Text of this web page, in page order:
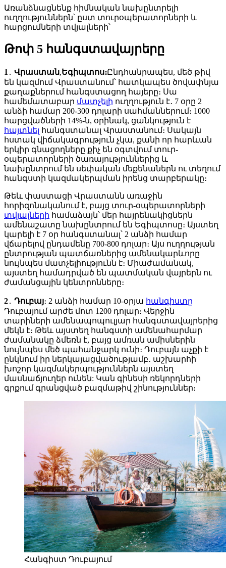
Առանձնացնենք հիմնական նախընտրելի
ուղղություններն՝ ըստ տուրօպերատորների և
հարցումների տվյալների՝
Թոփ 5 հանգստավայրերը
1 ․ Վրաստան,Եգիպտոս։Ընդհանրապես, մեծ թիվ
են կազմում Վրաստանում՝ հատկապես ծովափնյա
քաղաքներում հանգստացող հայերը։ Սա
համեմատաբար մատչելի ուղղություն է․ 7 օրը 2
անձի համար 200-300 դոլարի սահմաններում։ 1000
հարցվածների 14%-ն, օրինակ, ցանկություն է
հայտնել հանգստանալ Վրաստանում։ Սակայն
հստակ վիճակագրություն չկա, քանի որ հարևան
երկիր գնացողները քիչ են օգտվում տուր-
օպերատորների ծառայություններից և
նախընտրում են սեփական մեքենաներն ու տեղում
հանգստի կազմակերպման իրենց տարբերակը։
Թեև փաստացի Վրաստանն առաջին
հորիզոնականում է, բայց տուր-օպերատորների
տվյալների համաձայն՝ մեր հայրենակիցներն
ամենաշատը նախընտրում են Եգիպտոսը։ Այստեղ
կարելի է 7 օր հանգստանալ՝ 2 անձի համար
վճարելով ընդամենը 700-800 դոլար։ Այս ուղղության
ընտրության պատճառներից ամենակարևորը
նույնպես մատչելիությունն է։ Միաժամանակ,
այստեղ համադրված են պատմական վայրերն ու
ժամանցային կենտրոնները։
2․ Դուբայ։ 2 անձի համար 10-օրյա հանգիստը
Դուբայում արժե մոտ 1200 դոլար։ Վերջին
տարիների ամենապոպուլյար հանգստավայրերից
մեկն է։ Թեև այստեղ հանգստի ամենահարմար
ժամանակը ձմեռն է, բայց ամռան ամիսներին
նույնպես մեծ պահանջարկ ունի։ Դուբայն աչքի է
ընկնում իր ներկայացվածությամբ․ աշխարհի
խոշոր կազմակերպություններն այստեղ
մասնաճյուղեր ունեն: Կան գինեսի ռեկորդների
գրքում գրանցված բազմաթիվ շինություններ։
Հանգիստ Դուբայում